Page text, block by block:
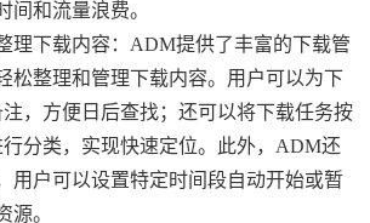
间和流量浪费。
理下载内容：ADM提供了丰富的下载管
松整理和管理下载内容。用户可以为下
，方便日后查找；还可以将下载任务按
分类，实现快速定位。此外，ADM还
用户可以设置特定时间段自动开始或暂
源。